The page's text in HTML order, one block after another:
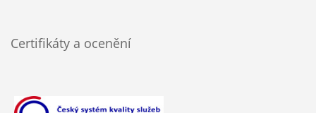
Certifikáty a ocenění